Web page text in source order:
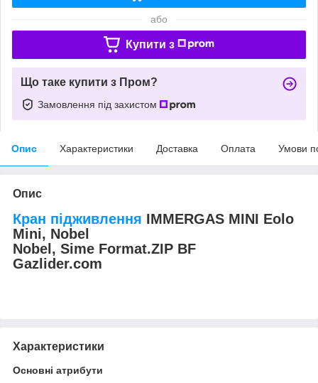
або
Купити з
Що таке купити з Пром?
Замовлення під захистом
Опис Характеристики Доставка Оплата Умови
Опис
Кран підживлення IMMERGAS MINI Eolo
Mini, Nobel
Nobel, Sime Format.ZIP BF
Gazlider.com
Характеристики
Основні атрибути